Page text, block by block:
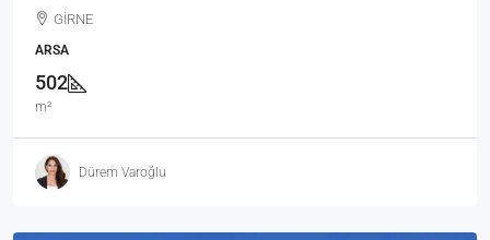
GİRNE
ARSA
502
m²
Dürem Varoğlu